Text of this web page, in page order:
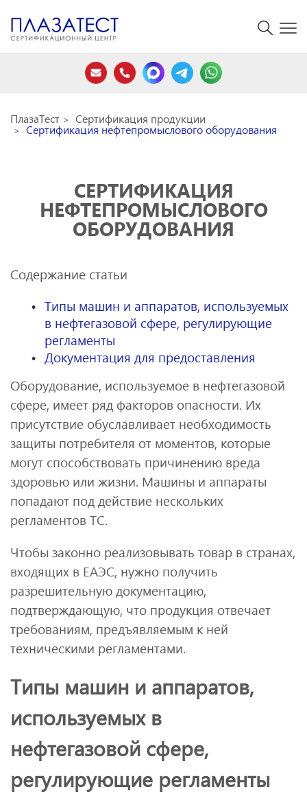
ПлазаТест Сертификация продукции
Сертификация нефтепромыслового оборудования
СЕРТИФИКАЦИЯ
НЕФТЕПРОМЫСЛОВОГО
ОБОРУДОВАНИЯ
Содержание статьи
Типы машин и аппаратов, используемых
в нефтегазовой сфере, регулирующие
регламенты
Документация для предоставления
Оборудование, используемое в нефтегазовой
сфере, имеет ряд факторов опасности. Их
присутствие обуславливает необходимость
защиты потребителя от моментов, которые
могут способствовать причинению вреда
здоровью или жизни. Машины и аппараты
попадают под действие нескольких
регламентов ТС.
Чтобы законно реализовывать товар в странах,
входящих в ЕАЭС, нужно получить
разрешительную документацию,
подтверждающую, что продукция отвечает
требованиям, предъявляемым к ней
техническими регламентами.
Типы машин и аппаратов,
используемых в
нефтегазовой сфере,
регулирующие регламенты